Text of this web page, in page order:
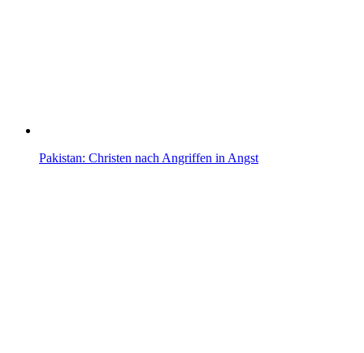
Pakistan: Christen nach Angriffen in Angst